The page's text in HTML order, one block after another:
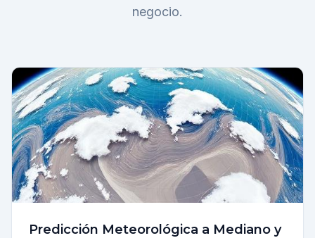
negocio.
Predicción Meteorológica a Mediano y